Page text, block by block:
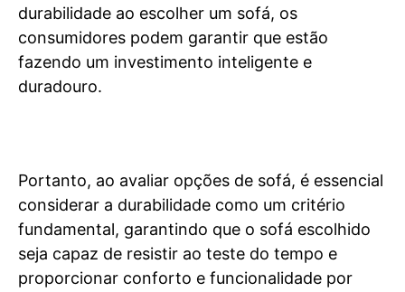
durabilidade ao escolher um sofá, os
consumidores podem garantir que estão
fazendo um investimento inteligente e
duradouro.
Portanto, ao avaliar opções de sofá, é essencial
considerar a durabilidade como um critério
fundamental, garantindo que o sofá escolhido
seja capaz de resistir ao teste do tempo e
proporcionar conforto e funcionalidade por